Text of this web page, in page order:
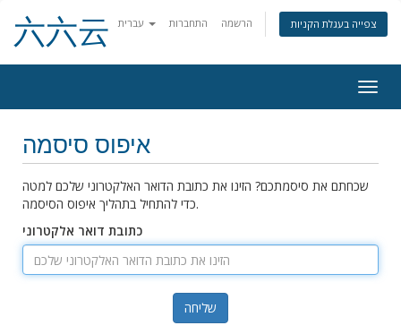
התחברות הרשמה צפייה בעגלת הקניות 六六云
איפוס סיסמה
שכחתם את סיסמתכם? הזינו את כתובת הדואר האלקטרוני שלכם למטה
כדי להתחיל בתהליך איפוס הסיסמה.
כתובת דואר אלקטרוני
שליחה